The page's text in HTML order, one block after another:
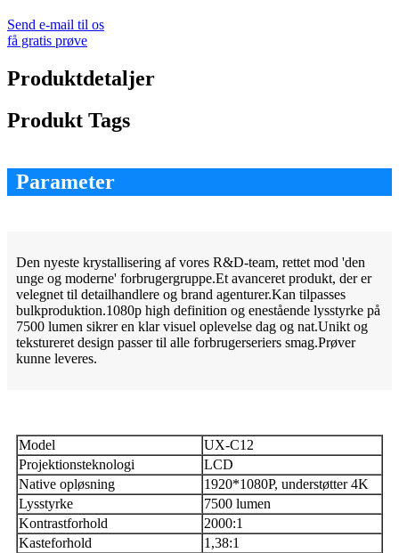
Send e-mail til os
få gratis prøve
Produktdetaljer
Produkt Tags
Parameter
Den nyeste krystallisering af vores R&D-team, rettet mod 'den
unge og moderne' forbrugergruppe.Et avanceret produkt, der er
velegnet til detailhandlere og brand agenturer.Kan tilpasses
bulkproduktion.1080p high definition og enestående lysstyrke på
7500 lumen sikrer en klar visuel oplevelse dag og nat.Unikt og
tekstureret design passer til alle forbrugerseriers smag.Prøver
kunne leveres.
Model
UX-C12
Projektionsteknologi
LCD
Native opløsning
1920*1080P, understøtter 4K
Lysstyrke
7500 lumen
Kontrastforhold
2000:1
Kasteforhold
1,38:1